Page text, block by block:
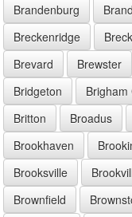
Brandenburg
Breckenridge
Brevard
Brewster
Bridgeton
Brigham
Britton
Broadus
Brookhaven
Brooksville
Brownfield